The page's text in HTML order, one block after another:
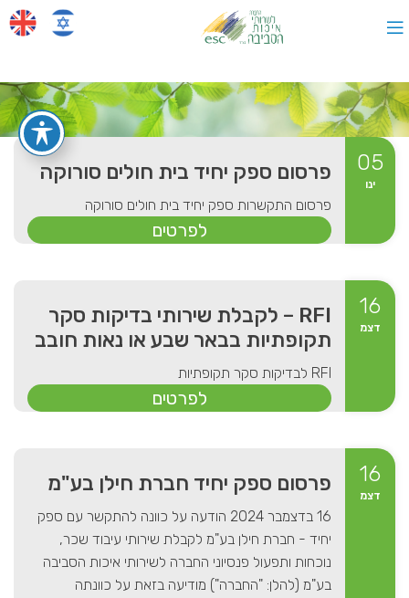
05
ינו פרסום ספק יחיד בית חולים סורוקה
פרסום התקשרות ספק יחיד בית חולים סורוקה
לפרטים
16
דצמ
RFI – לקבלת שירותי בדיקות סקר
תקופתיות בבאר שבע או נאות חובב
RFI לבדיקות סקר תקופתיות
לפרטים
16
דצמ פרסום ספק יחיד חברת חילן בע"מ
16 בדצמבר 2024 הודעה על כוונה להתקשר עם ספק
יחיד - חברת חילן בע"מ לקבלת שירותי עיבוד שכר,
נוכחות ותפעול פנסיוני החברה לשירותי איכות הסביבה
בע"מ (להלן: "החברה") מודיעה בזאת על כוונתה